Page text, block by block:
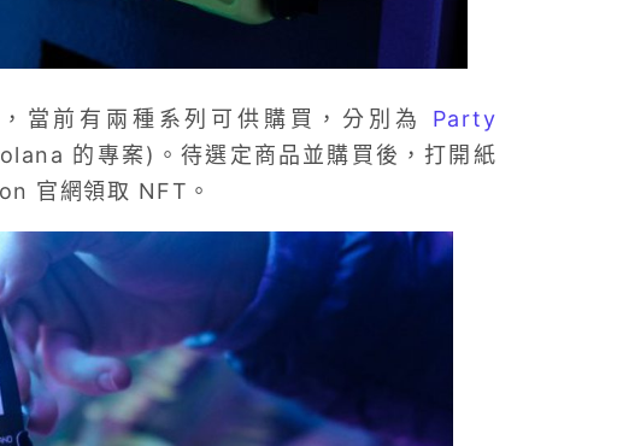
當前有兩種系列可供購買，分別為 Party
的專案)。待選定商品並購買後，打開紙
官網領取 NFT。